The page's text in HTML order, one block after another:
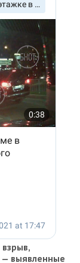
— выявленные